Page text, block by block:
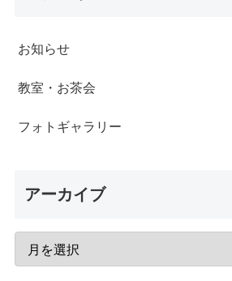
お知らせ
教室・お茶会
フォトギャラリー
アーカイブ